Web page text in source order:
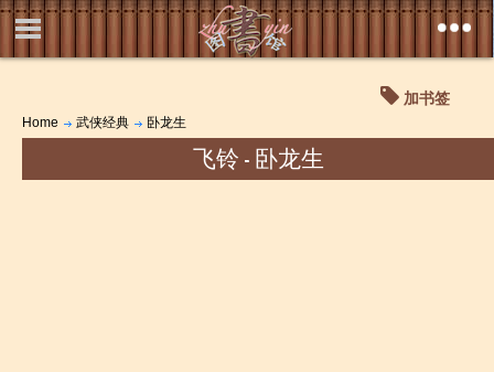
加书签
Home 武侠经典 卧龙生
飞铃 - 卧龙生